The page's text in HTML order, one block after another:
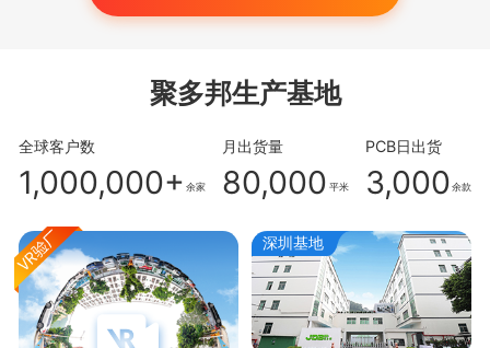
聚多邦生产基地
全球客户数
1,000,000+ 余家
月出货量
80,000 平米
PCB日出货
3,000 余款
深圳基地